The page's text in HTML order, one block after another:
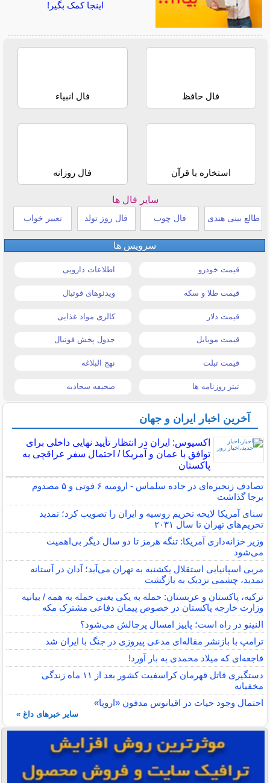
اینجا کمک بگیر!
فال حافظ فال انبیاء
استخاره با قرآن فال روزانه
سایر فال ها
طالع بینی هندی فال چوب فال روز تولد تعبیر خواب
سرویس ها
قیمت خودرو اطلاعات دارویی
قیمت طلا و سکه ویدئوهای فوتبال
قیمت دلار کالری مواد غذایی
قیمت موبایل جدول پخش فوتبال
قیمت تبلت نهج البلاغه
تیتر روزنامه ها صحیفه سجادیه
آخرین اخبار ایران و جهان
اکسیوس: ایران در انتظار تأیید نهایی داخلی برای
توافق با عمان و آمریکا / احتمال سفر عراقچی به
پاکستان
تصادف زنجیره‌ای در جاده سلماس - ارومیه ۶ فوتی و ۵ مصدوم
برجا گذاشت
سنای آمریکا لایحه تحریم روسیه و ایران را تصویب کرد؛ تمدید
تحریم‌های تهران تا سال ۲۰۳۱
وزیر خزانه‌داری آمریکا: تنگه هرمز تا دو سال دیگر بی‌اهمیت
می‌شود
مربی اسپانیایی استقلال یکشنبه به تهران می‌آید؛ آدان در آستانه
تمدید، چشمی نزدیک به بازگشت
ترکیه، پاکستان و عربستان: حمله به یکی یعنی حمله به همه / بیانیه
وزارت خارجه پاکستان در خصوص پیمان دفاعی مشترک مکه
النینو در راه است؛ پاییز امسال پرچالش می‌شود؟
ترامپ با بازنشر مقاله‌ای مدعی پیروزی در جنگ با ایران شد
فاجعه‌ای که میلاد محمدی به بار آورد!
دستگیری قاتل قهرمان کراسفیت کشور بعد از ۱۱ ماه زندگی
مخفیانه
احتمال وجود حیات در اقیانوس مدفون «اروپا»
سایر خبرهای داغ »